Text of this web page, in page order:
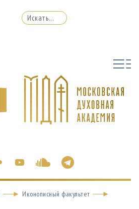
Иконописный факультет